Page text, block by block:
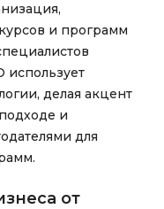
и программ
делая акцент
и
для
от